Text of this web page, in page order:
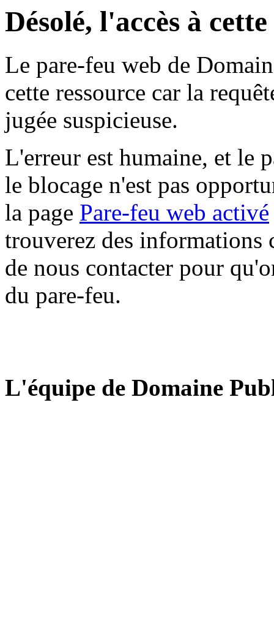
Désolé, l'accès à
Le pare-feu web de
cette ressource car la
jugée suspicieuse.
L'erreur est humaine, et le
le blocage n'est pas
la page Pare-feu web activé
trouverez des informations
de nous contacter pour
du pare-feu.
L'équipe de Domaine